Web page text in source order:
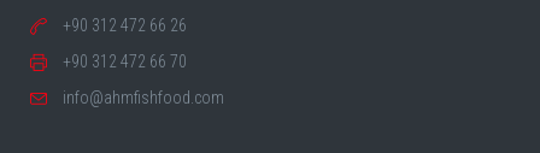
+90 312 472 66 26
+90 312 472 66 70
info@ahmfishfood.com